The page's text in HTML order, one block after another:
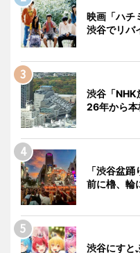
映画「ハチ
渋谷でリバ
渋谷「
26年から本
「渋谷盆
前に櫓、輪
渋谷にすと